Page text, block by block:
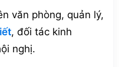
văn phòng, quản lý,
, đối tác kinh
nghị.